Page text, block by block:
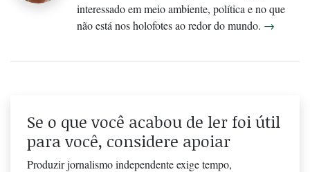
interessado em meio ambiente, política e no que
não está nos holofotes ao redor do mundo. →
Se o que você acabou de ler foi útil
para você, considere apoiar
Produzir jornalismo independente exige tempo,